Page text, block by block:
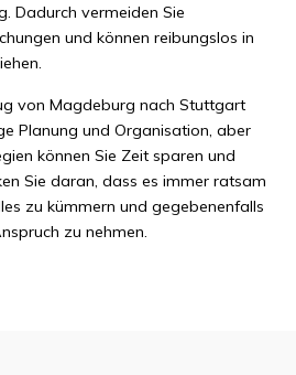
Dadurch vermeiden Sie
und können reibungslos in
von Magdeburg nach Stuttgart
Planung und Organisation, aber
können Sie Zeit sparen und
Sie daran, dass es immer ratsam
zu kümmern und gegebenenfalls
zu nehmen.